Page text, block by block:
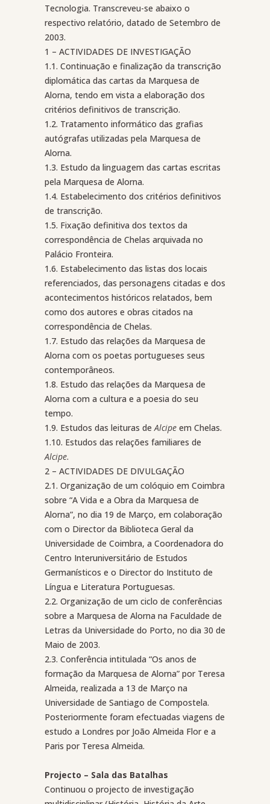
Tecnologia. Transcreveu-se abaixo o
respectivo relatório, datado de Setembro de
2003.
1 – ACTIVIDADES DE INVESTIGAÇÃO
1.1. Continuação e finalização da transcrição
diplomática das cartas da Marquesa de
Alorna, tendo em vista a elaboração dos
critérios definitivos de transcrição.
1.2. Tratamento informático das grafias
autógrafas utilizadas pela Marquesa de
Alorna.
1.3. Estudo da linguagem das cartas escritas
pela Marquesa de Alorna.
1.4. Estabelecimento dos critérios definitivos
de transcrição.
1.5. Fixação definitiva dos textos da
correspondência de Chelas arquivada no
Palácio Fronteira.
1.6. Estabelecimento das listas dos locais
referenciados, das personagens citadas e dos
acontecimentos históricos relatados, bem
como dos autores e obras citados na
correspondência de Chelas.
1.7. Estudo das relações da Marquesa de
Alorna com os poetas portugueses seus
contemporâneos.
1.8. Estudo das relações da Marquesa de
Alorna com a cultura e a poesia do seu
tempo.
1.9. Estudos das leituras deAlcipe em Chelas.
1.10. Estudos das relações familiares de
Alcipe.
2 – ACTIVIDADES DE DIVULGAÇÃO
2.1. Organização de um colóquio em Coimbra
sobre “A Vida e a Obra da Marquesa de
Alorna”, no dia 19 de Março, em colaboração
com o Director da Biblioteca Geral da
Universidade de Coimbra, a Coordenadora do
Centro Interuniversitário de Estudos
Germanísticos e o Director do Instituto de
Língua e Literatura Portuguesas.
2.2. Organização de um ciclo de conferências
sobre a Marquesa de Alorna na Faculdade de
Letras da Universidade do Porto, no dia 30 de
Maio de 2003.
2.3. Conferência intitulada “Os anos de
formação da Marquesa de Alorna” por Teresa
Almeida, realizada a 13 de Março na
Universidade de Santiago de Compostela.
Posteriormente foram efectuadas viagens de
estudo a Londres por João Almeida Flor e a
Paris por Teresa Almeida.
Projecto – Sala das Batalhas
Continuou o projecto de investigação